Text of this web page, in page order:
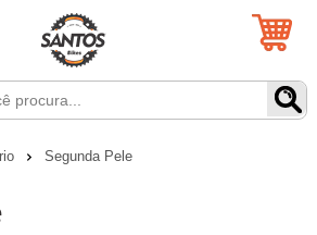
Segunda Pele